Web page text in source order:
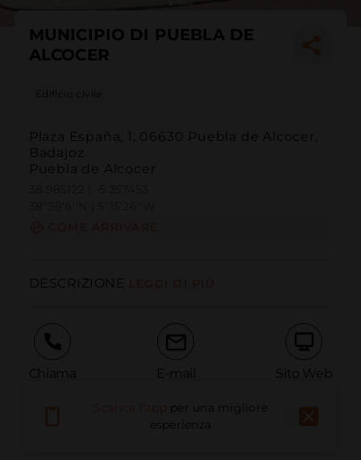
MUNICIPIO DI PUEBLA DE
ALCOCER
Edificio civile
Plaza España, 1, 06630 Puebla de Alcocer,
Badajoz
Puebla de Alcocer
DESCRIZIONE
Chiama E-mail Sito Web
Segnala problema
per una migliore
esperienza